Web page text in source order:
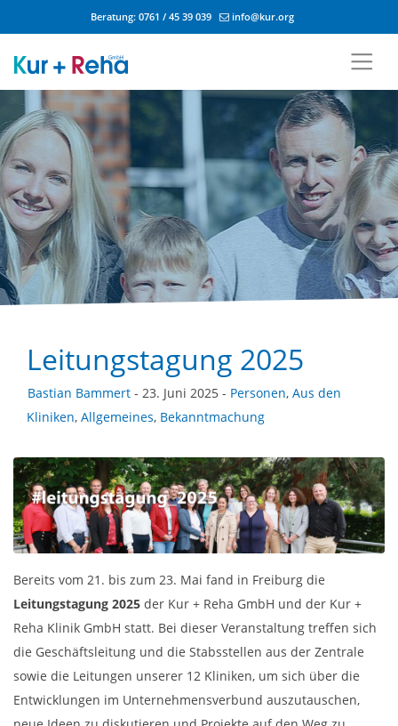
Beratung: 0761 / 45 39 039 info@kur.org
Leitungstagung 2025
Bastian Bammert - 23. Juni 2025 - Personen, Aus den
Kliniken, Allgemeines, Bekanntmachung
Bereits vom 21. bis zum 23. Mai fand in Freiburg die
Leitungstagung 2025 der Kur + Reha GmbH und der Kur +
Reha Klinik GmbH statt. Bei dieser Veranstaltung treffen sich
die Geschäftsleitung und die Stabsstellen aus der Zentrale
sowie die Leitungen unserer 12 Kliniken, um sich über die
Entwicklungen im Unternehmensverbund auszutauschen,